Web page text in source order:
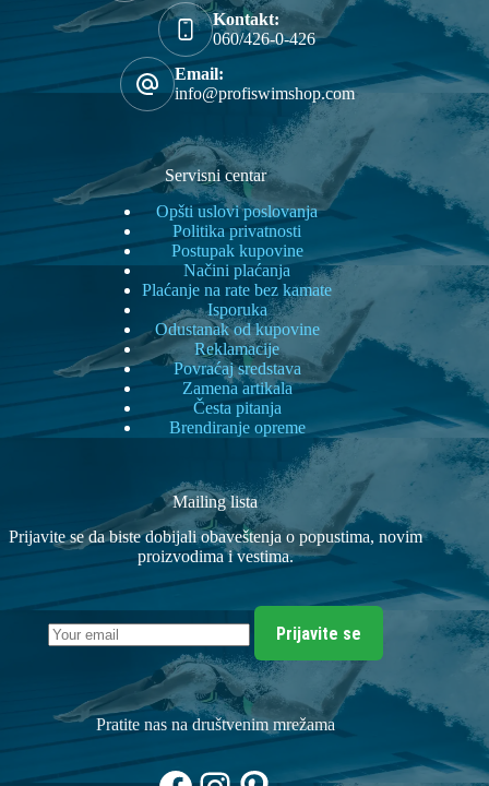
Kontakt:
060/426-0-426
Email:
info@profiswimshop.com
Servisni centar
Opšti uslovi poslovanja
Politika privatnosti
Postupak kupovine
Načini plaćanja
Plaćanje na rate bez kamate
Isporuka
Odustanak od kupovine
Reklamacije
Povraćaj sredstava
Zamena artikala
Česta pitanja
Brendiranje opreme
Mailing lista
Prijavite se da biste dobijali obaveštenja o popustima, novim
proizvodima i vestima.
Prijavite se
Pratite nas na društvenim mrežama